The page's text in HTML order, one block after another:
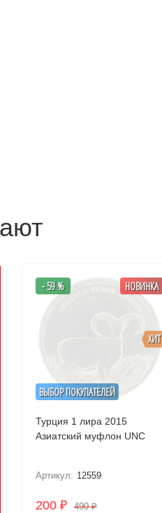
ВЫБОР ПОКУПАТЕЛЕЙ
ХИТ
- 59 % НОВИНКА
Турция 1 лира 2015
Азиатский муфлон UNC
Артикул: 12559
200₽ 490₽